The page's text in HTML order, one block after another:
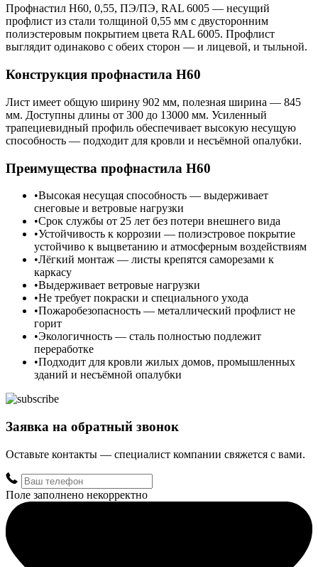
Профнастил Н60, 0,55, ПЭ/ПЭ, RAL 6005 — несущий
профлист из стали толщиной 0,55 мм с двусторонним
полиэстеровым покрытием цвета RAL 6005. Профлист
выглядит одинаково с обеих сторон — и лицевой, и тыльной.
Конструкция профнастила Н60
Лист имеет общую ширину 902 мм, полезная ширина — 845
мм. Доступны длины от 300 до 13000 мм. Усиленный
трапециевидный профиль обеспечивает высокую несущую
способность — подходит для кровли и несъёмной опалубки.
Преимущества профнастила Н60
Высокая несущая способность — выдерживает
снеговые и ветровые нагрузки
Срок службы от 25 лет без потери внешнего вида
Устойчивость к коррозии — полиэстровое покрытие
устойчиво к выцветанию и атмосферным воздействиям
Лёгкий монтаж — листы крепятся саморезами к
каркасу
Выдерживает ветровые нагрузки
Не требует покраски и специального ухода
Пожаробезопасность — металлический профлист не
горит
Экологичность — сталь полностью подлежит
переработке
Подходит для кровли жилых домов, промышленных
зданий и несъёмной опалубки
Заявка на обратный звонок
Оставьте контакты — специалист компании свяжется с вами.
Поле заполнено некорректно